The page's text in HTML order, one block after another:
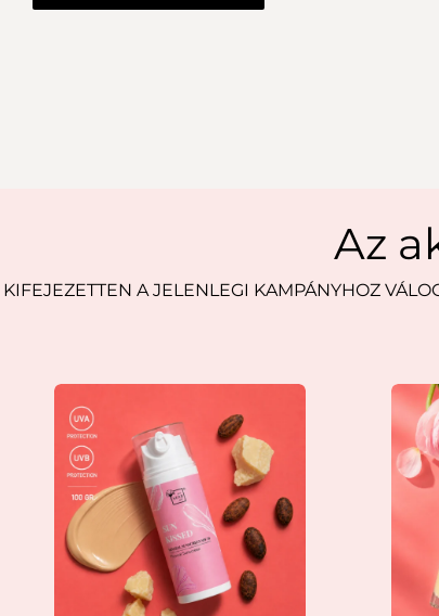
Az
KIFEJEZETTEN A JELENLEGI KAMPÁNYHOZ